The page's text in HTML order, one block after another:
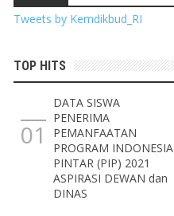
Tweets by Kemdikbud_RI
TOP HITS
DATA SISWA
PENERIMA
PEMANFAATAN
PROGRAM INDONESIA
PINTAR (PIP) 2021
ASPIRASI DEWAN dan
DINAS